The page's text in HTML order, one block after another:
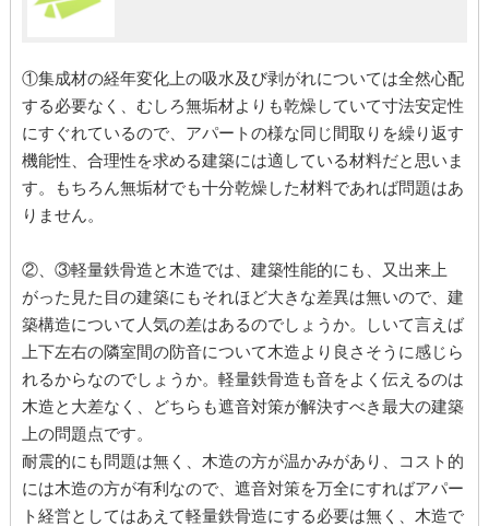
①集成材の経年変化上の吸水及び剥がれについては全然心配
する必要なく、むしろ無垢材よりも乾燥していて寸法安定性
にすぐれているので、アパートの様な同じ間取りを繰り返す
機能性、合理性を求める建築には適している材料だと思いま
す。もちろん無垢材でも十分乾燥した材料であれば問題はあ
りません。
②、③軽量鉄骨造と木造では、建築性能的にも、又出来上
がった見た目の建築にもそれほど大きな差異は無いので、建
築構造について人気の差はあるのでしょうか。しいて言えば
上下左右の隣室間の防音について木造より良さそうに感じら
れるからなのでしょうか。軽量鉄骨造も音をよく伝えるのは
木造と大差なく、どちらも遮音対策が解決すべき最大の建築
上の問題点です。
耐震的にも問題は無く、木造の方が温かみがあり、コスト的
には木造の方が有利なので、遮音対策を万全にすればアパー
ト経営としてはあえて軽量鉄骨造にする必要は無く、木造で